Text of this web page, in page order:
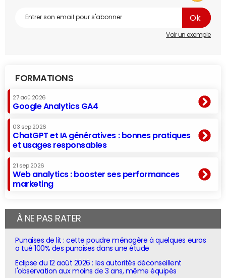
Voir un exemple
FORMATIONS
27 aoû 2026
Google Analytics GA4
03 sep 2026
ChatGPT et IA génératives : bonnes pratiques
et usages responsables
21 sep 2026
Web analytics : booster ses performances
marketing
À NE PAS RATER
Punaises de lit : cette poudre ménagère à quelques euros
a tué 100% des punaises dans une étude
Eclipse du 12 août 2026 : les autorités déconseillent
l'observation aux moins de 3 ans, même équipés